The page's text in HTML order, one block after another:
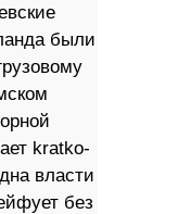
были
kratko-
власти
без